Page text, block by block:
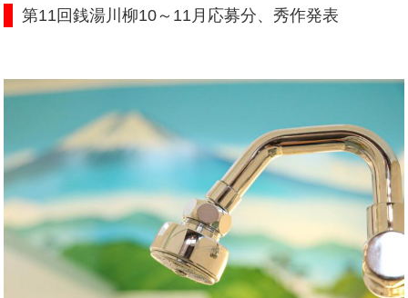
第11回銭湯川柳10～11月応募分、秀作発表